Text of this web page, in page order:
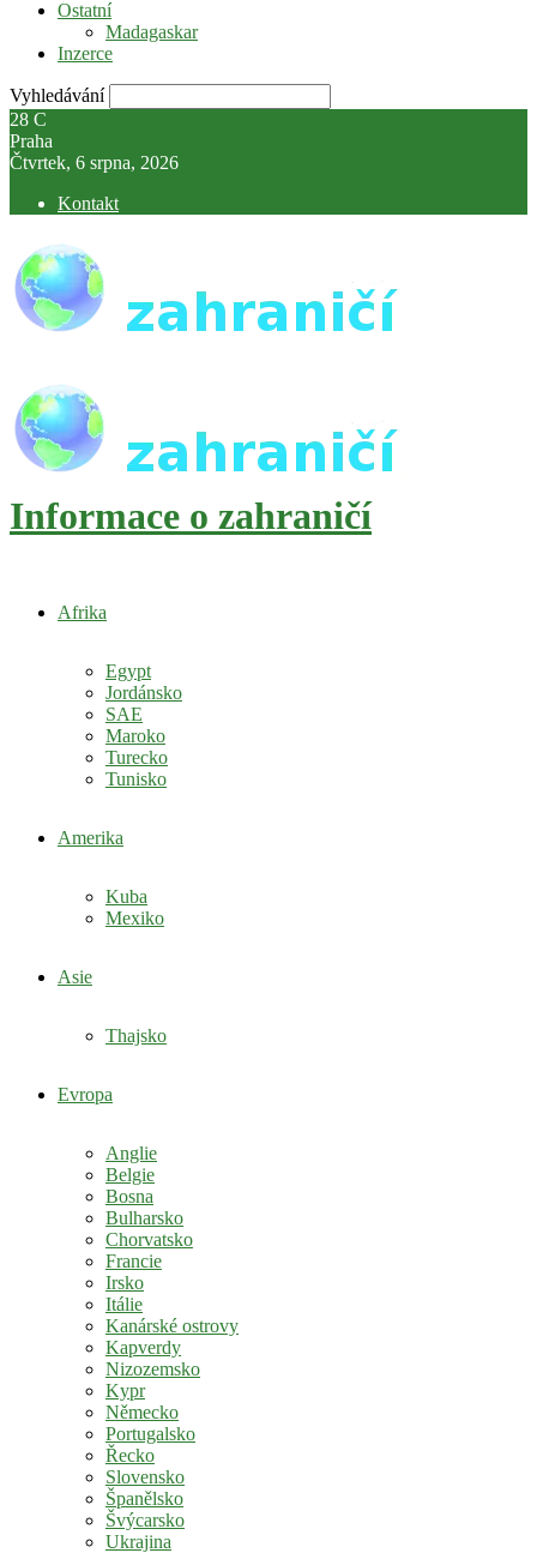
Ostatní
Madagaskar
Inzerce
Vyhledávání
28 C
Praha
Čtvrtek, 6 srpna, 2026
Kontakt
Informace o zahraničí
Afrika
Egypt
Jordánsko
SAE
Maroko
Turecko
Tunisko
Amerika
Kuba
Mexiko
Asie
Thajsko
Evropa
Anglie
Belgie
Bosna
Bulharsko
Chorvatsko
Francie
Irsko
Itálie
Kanárské ostrovy
Kapverdy
Nizozemsko
Kypr
Německo
Portugalsko
Řecko
Slovensko
Španělsko
Švýcarsko
Ukrajina